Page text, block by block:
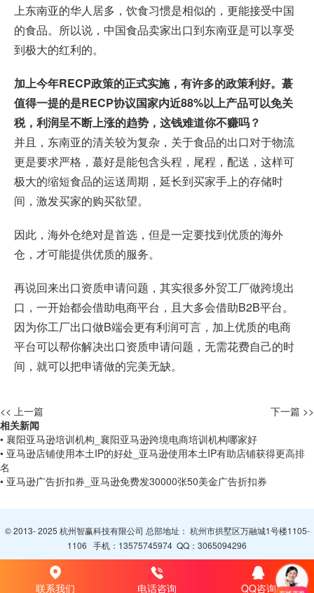
上东南亚的华人居多，饮食习惯是相似的，更能接受中国
的食品。所以说，中国食品卖家出口到东南亚是可以享受
到极大的红利的。
加上今年RECP政策的正式实施，有许多的政策利好。蕞
值得一提的是RECP协议国家内近88%以上产品可以免关
税，利润呈不断上涨的趋势，这钱难道你不赚吗？
并且，东南亚的清关较为复杂，关于食品的出口对于物流
更是要求严格，蕞好是能包含头程，尾程，配送，这样可
极大的缩短食品的运送周期，延长到买家手上的存储时
间，激发买家的购买欲望。
因此，海外仓绝对是首选，但是一定要找到优质的海外
仓，才可能提供优质的服务。
再说回来出口资质申请问题，其实很多外贸工厂做跨境出
口，一开始都会借助电商平台，且大多会借助B2B平台。
因为你工厂出口做B端会更有利润可言，加上优质的电商
平台可以帮你解决出口资质申请问题，无需花费自己的时
间，就可以把申请做的完美无缺。
<< 上一篇
下一篇 >>
相关新闻
• 襄阳亚马逊培训机构_襄阳亚马逊跨境电商培训机构哪家好
• 亚马逊店铺使用本土IP的好处_亚马逊使用本土IP有助店铺获得更高排
名
• 亚马逊广告折扣券_亚马逊免费发30000张50美金广告折扣券
© 2013- 2025 杭州智赢科技有限公司 总部地址： 杭州市拱墅区万融城1号楼1105-
1106 手机： 13575745974 QQ： 3065094296
联系我们 电话咨询 QQ咨询